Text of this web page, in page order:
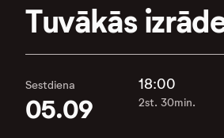
Tuvākās
Sestdiena
05.09
18:00
2st. 30min.